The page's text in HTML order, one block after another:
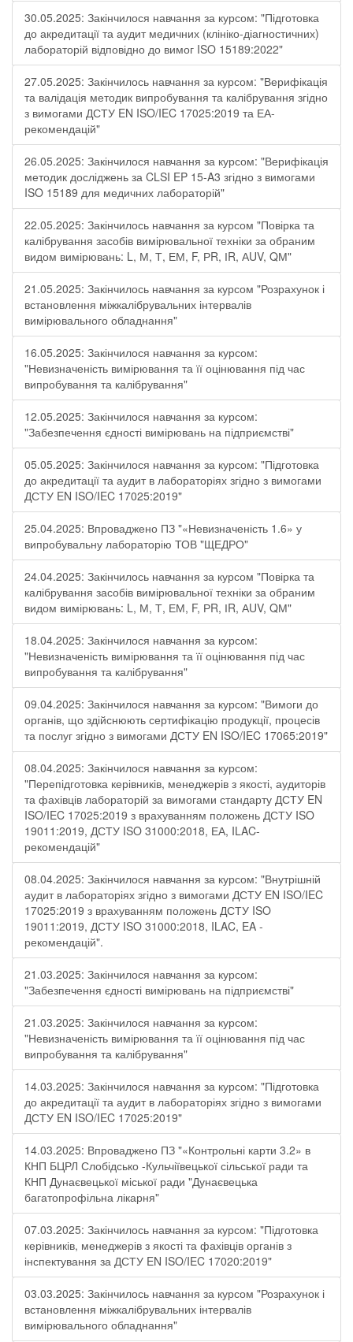
30.05.2025: Закінчилося навчання за курсом: "Підготовка
до акредитації та аудит медичних (клініко-діагностичних)
лабораторій відповідно до вимог ISO 15189:2022"
27.05.2025: Закінчилось навчання за курсом: "Верифікація
та валідація методик випробування та калібрування згідно
з вимогами ДСТУ EN ISO/IEC 17025:2019 та ЕА-
рекомендацій"
26.05.2025: Закінчилося навчання за курсом: "Верифікація
методик досліджень за CLSI EP 15-A3 згідно з вимогами
ISO 15189 для медичних лабораторій"
22.05.2025: Закінчилось навчання за курсом "Повірка та
калібрування засобів вимірювальної техніки за обраним
видом вимірювань: L, М, Т, ЕМ, F, РR, ІR, АUV, QМ"
21.05.2025: Закінчилось навчання за курсом "Розрахунок і
встановлення міжкалібрувальних інтервалів
вимірювального обладнання"
16.05.2025: Закінчилося навчання за курсом:
"Невизначеність вимірювання та її оцінювання під час
випробування та калібрування"
12.05.2025: Закінчилося навчання за курсом:
"Забезпечення єдності вимірювань на підприємстві"
05.05.2025: Закінчилося навчання за курсом: "Підготовка
до акредитації та аудит в лабораторіях згідно з вимогами
ДСТУ EN ISO/IEC 17025:2019"
25.04.2025: Впроваджено ПЗ "«Невизначеність 1.6» у
випробувальну лабораторію ТОВ "ЩЕДРО"
24.04.2025: Закінчилось навчання за курсом "Повірка та
калібрування засобів вимірювальної техніки за обраним
видом вимірювань: L, М, Т, ЕМ, F, РR, ІR, АUV, QМ"
18.04.2025: Закінчилося навчання за курсом:
"Невизначеність вимірювання та її оцінювання під час
випробування та калібрування"
09.04.2025: Закінчилося навчання за курсом: "Вимоги до
органів, що здійснюють сертифікацію продукції, процесів
та послуг згідно з вимогами ДСТУ EN ISO/IEC 17065:2019"
08.04.2025: Закінчилося навчання за курсом:
"Перепідготовка керівників, менеджерів з якості, аудиторів
та фахівців лабораторій за вимогами стандарту ДСТУ EN
ISO/IEC 17025:2019 з врахуванням положень ДСТУ ISO
19011:2019, ДСТУ ISO 31000:2018, ЕА, ILAC-
рекомендацій"
08.04.2025: Закінчилося навчання за курсом: "Внутрішній
аудит в лабораторіях згідно з вимогами ДСТУ EN ISO/IEC
17025:2019 з врахуванням положень ДСТУ ISO
19011:2019, ДСТУ ISO 31000:2018, ILAC, EA -
рекомендацій".
21.03.2025: Закінчилося навчання за курсом:
"Забезпечення єдності вимірювань на підприємстві"
21.03.2025: Закінчилося навчання за курсом:
"Невизначеність вимірювання та її оцінювання під час
випробування та калібрування"
14.03.2025: Закінчилося навчання за курсом: "Підготовка
до акредитації та аудит в лабораторіях згідно з вимогами
ДСТУ EN ISO/IEC 17025:2019"
14.03.2025: Впроваджено ПЗ "«Контрольні карти 3.2» в
КНП БЦРЛ Слобідсько -Кульчіївецької сільської ради та
КНП Дунаєвецької міської ради "Дунаєвецька
багатопрофільна лікарня"
07.03.2025: Закінчилось навчання за курсом: "Підготовка
керівників, менеджерів з якості та фахівців органів з
інспектування за ДСТУ EN ISO/IEC 17020:2019"
03.03.2025: Закінчилось навчання за курсом "Розрахунок і
встановлення міжкалібрувальних інтервалів
вимірювального обладнання"